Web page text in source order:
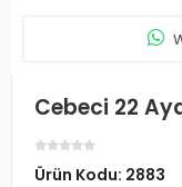
Cebeci 22
Ürün Kodu: 2883